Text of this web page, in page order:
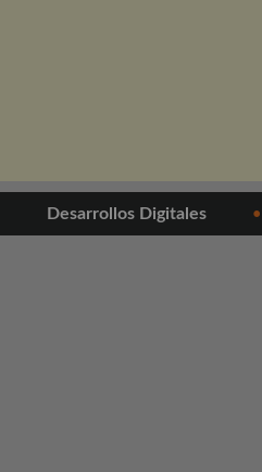
Desarrollos Digitales •